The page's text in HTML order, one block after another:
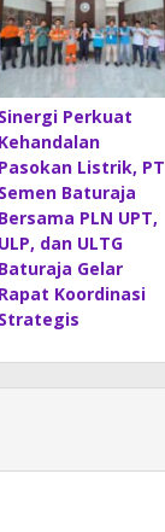
Sinergi Perkuat
Kehandalan
Pasokan Listrik, PT
Semen Baturaja
Bersama PLN UPT,
ULP, dan ULTG
Baturaja Gelar
Rapat Koordinasi
Strategis